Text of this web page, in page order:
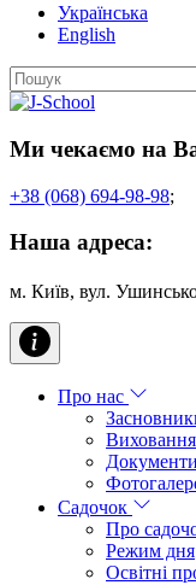
Українська
English
Ми чекаємо на
+38 (068) 694-98-98;
Наша адреса:
м. Київ, вул.
Про нас
Документи
Садочок
Про
Режим дня
Освітні